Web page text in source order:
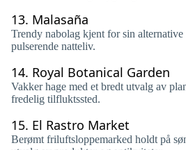
13. Malasaña
Trendy nabolag kjent for sin
pulserende natteliv.
14. Royal Botanical Garden
Vakker hage med et bredt utvalg av
fredelig tilfluktssted.
15. El Rastro Market
Berømt friluftsloppemarked holdt på